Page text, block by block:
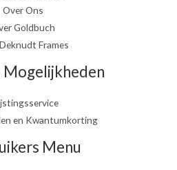
Over Ons
Goldbuch
Frames
Mogelijkheden
en Kwantumkorting
Menu